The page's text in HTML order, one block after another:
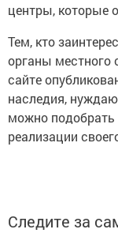
центры, которые
Тем, кто
органы местного
сайте
наследия,
можно подобрать
реализации
Следите за